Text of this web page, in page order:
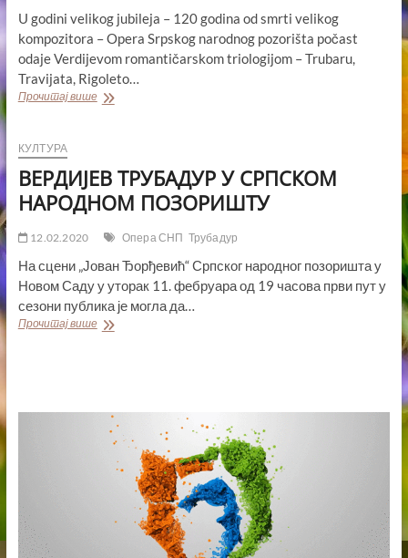
U godini velikog jubileja – 120 godina od smrti velikog
kompozitora – Opera Srpskog narodnog pozorišta počast
odaje Verdijevom romantičarskom triologijom – Trubaru,
Travijata, Rigoleto…
Прочитај вишеTRUBADUR
najpopularnijih
Verdijevih
ponovo
pozorišta
КУЛТУРА
ВЕРДИЈЕВ ТРУБАДУР У СРПСКОМ
НАРОДНОМ ПОЗОРИШТУ
12.02.2020 Опера СНП Трубадур
На сцени „Јован Ђорђевић“ Српског народног позоришта у
Новом Саду у уторак 11. фебруара од 19 часова први пут у
сезони публика је могла да…
Прочитај вишеВЕРДИЈЕВ